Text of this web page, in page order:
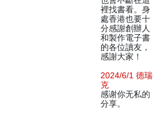
裡找書看。身
處香港也要十
分感謝創辦人
和製作電子書
的各位讀友，
感謝大家！
2024/6/1 德瑞
克
感谢你无私的
分享。